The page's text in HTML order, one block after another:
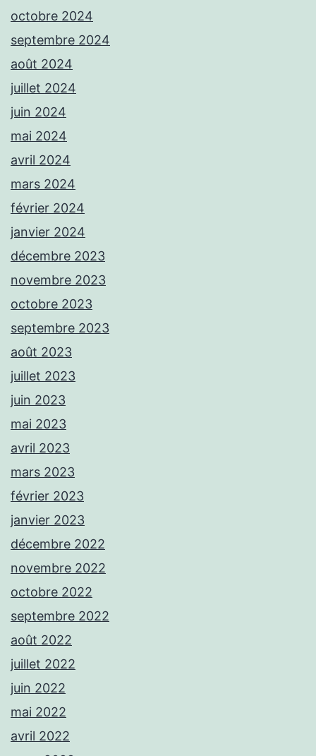
octobre 2024
septembre 2024
août 2024
juillet 2024
juin 2024
mai 2024
avril 2024
mars 2024
février 2024
janvier 2024
décembre 2023
novembre 2023
octobre 2023
septembre 2023
août 2023
juillet 2023
juin 2023
mai 2023
avril 2023
mars 2023
février 2023
janvier 2023
décembre 2022
novembre 2022
octobre 2022
septembre 2022
août 2022
juillet 2022
juin 2022
mai 2022
avril 2022